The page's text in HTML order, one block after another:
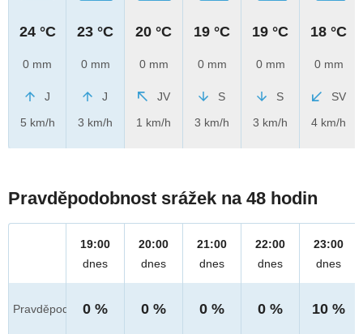
24 °C
0 mm
J
5 km/h
23 °C
0 mm
J
3 km/h
20 °C
0 mm
JV
1 km/h
19 °C
0 mm
S
3 km/h
19 °C
0 mm
S
3 km/h
18 °C
0 mm
SV
4 km/h
Pravděpodobnost srážek na 48 hodin
Pravděpod.
19:00
dnes
0 %
20:00
dnes
0 %
21:00
dnes
0 %
22:00
dnes
0 %
23:00
dnes
10 %